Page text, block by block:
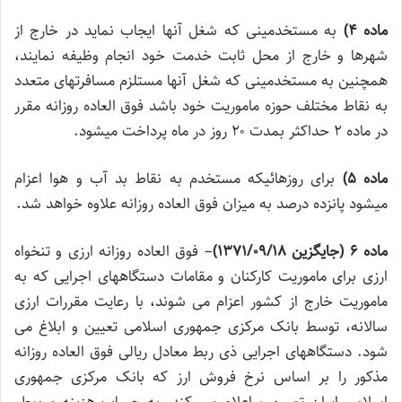
ماده ۴)
به مستخدمینی که شغل آنها ایجاب نماید در خارج از
شهرها و خارج از محل ثابت خدمت خود انجام وظیفه نمایند،
همچنین به مستخدمینی که شغل آنها مستلزم مسافرتهای متعدد
به نقاط مختلف حوزه ماموریت خود باشد فوق العاده روزانه مقرر
در ماده ۲ حداکثر بمدت ۲۰ روز در ماه پرداخت میشود.
ماده ۵)
برای روزهائیکه مستخدم به نقاط بد آب و هوا اعزام
میشود پانزده درصد به میزان فوق العاده روزانه علاوه خواهد شد.
ماده 6 (جایگزین 1371/09/18)
– فوق العاده روزانه ارزی و تنخواه
ارزی برای ماموریت کارکنان و مقامات دستگاههای اجرایی که به
ماموریت خارج از کشور اعزام می شوند، با رعایت مقررات ارزی
سالانه، توسط بانک مرکزی جمهوری اسلامی تعیین و ابلاغ می
شود. دستگاههای اجرایی ذی ربط معادل ریالی فوق العاده روزانه
مذکور را بر اساس نرخ فروش ارز که بانک مرکزی جمهوری